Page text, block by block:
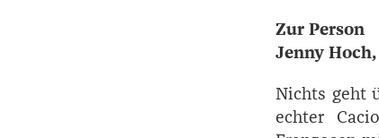
Zur Person
Jenny
Nichts geht
echter